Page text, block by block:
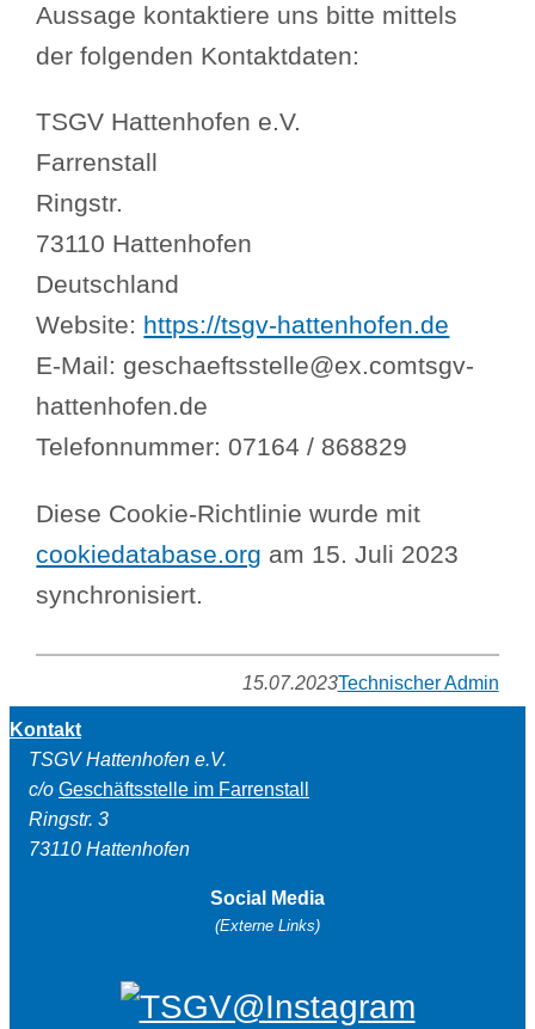
Aussage kontaktiere uns bitte mittels
der folgenden Kontaktdaten:
TSGV Hattenhofen e.V.
Farrenstall
Ringstr.
73110 Hattenhofen
Deutschland
Website: https://tsgv-hattenhofen.de
E-Mail: geschaeftsstelle@ex.comtsgv-
hattenhofen.de
Telefonnummer: 07164 / 868829
Diese Cookie-Richtlinie wurde mit
cookiedatabase.org am 15. Juli 2023
synchronisiert.
15.07.2023Technischer Admin
Kontakt
TSGV Hattenhofen e.V.
c/o Geschäftsstelle im Farrenstall
Ringstr. 3
73110 Hattenhofen
Social Media
(Externe Links)